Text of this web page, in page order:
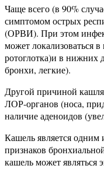
Чаще всего (в 90%
симптомом острых
(ОРВИ). При этом
может локализоваться
ротоглотка)и в нижних
бронхи, легкие).
Другой причиной кашля
ЛОР-органов (носа,
наличие аденоидов
Кашель является
признаков
кашель может являться